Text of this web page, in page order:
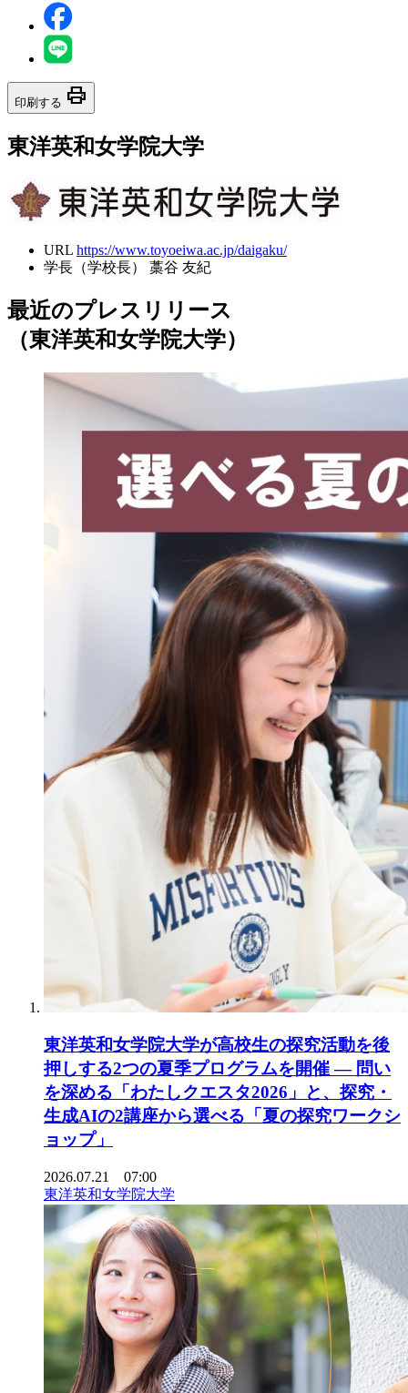
印刷する print
東洋英和女学院大学
URL https://www.toyoeiwa.ac.jp/daigaku/
学長（学校長）
藁谷 友紀
最近のプレスリリース
（東洋英和女学院大学）
東洋英和女学院大学が高校生の探究活動を後
押しする2つの夏季プログラムを開催 ― 問い
を深める「わたしクエスタ2026」と、探究・
生成AIの2講座から選べる「夏の探究ワークシ
ョップ」
2026.07.21 07:00
東洋英和女学院大学